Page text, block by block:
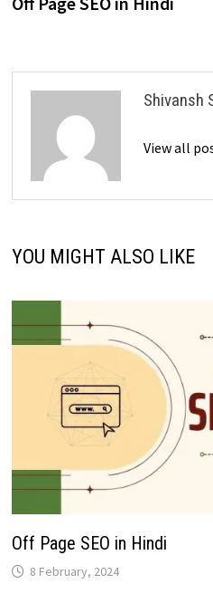
navigation
Shivansh
View all
YOU MIGHT ALSO LIKE
Off Page SEO in Hindi
8 February, 2024